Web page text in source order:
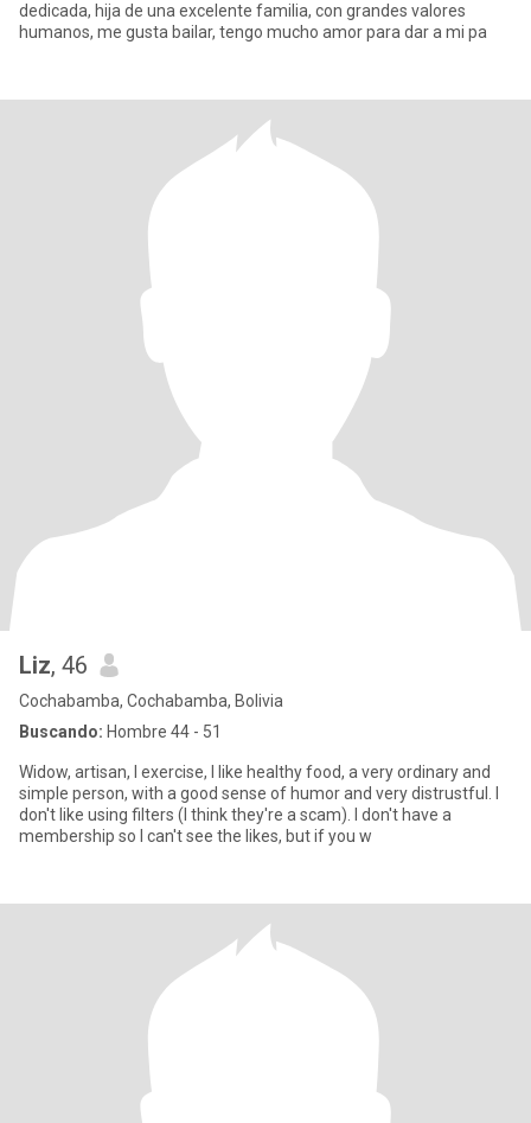
dedicada, hija de una excelente familia, con grandes valores
humanos, me gusta bailar, tengo mucho amor para dar a mi pa
Liz, 46
Cochabamba, Cochabamba, Bolivia
Buscando: Hombre 44 - 51
Widow, artisan, I exercise, I like healthy food, a very ordinary and
simple person, with a good sense of humor and very distrustful. I
don't like using filters (I think they're a scam). I don't have a
membership so I can't see the likes, but if you w